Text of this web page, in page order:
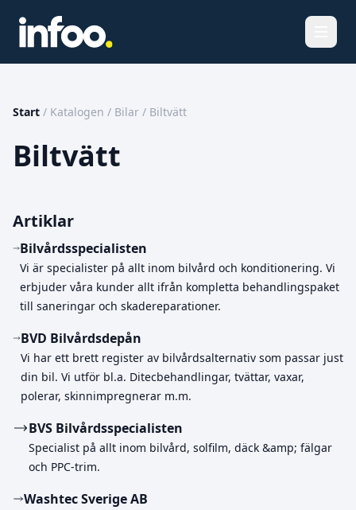
Start / Katalogen / Bilar / Biltvätt
Biltvätt
Artiklar
Bilvårdsspecialisten
Vi är specialister på allt inom bilvård och konditionering. Vi
erbjuder våra kunder allt ifrån kompletta behandlingspaket
till saneringar och skadereparationer.
BVD Bilvårdsdepån
Vi har ett brett register av bilvårdsalternativ som passar just
din bil. Vi utför bl.a. Ditecbehandlingar, tvättar, vaxar,
polerar, skinnimpregnerar m.m.
BVS Bilvårdsspecialisten
Specialist på allt inom bilvård, solfilm, däck &amp; fälgar
och PPC-trim.
Washtec Sverige AB